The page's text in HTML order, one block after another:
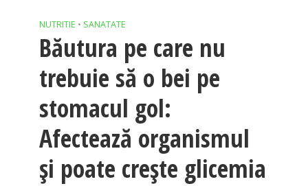
NUTRITIE • SANATATE
Băutura pe care nu
trebuie să o bei pe
stomacul gol:
Afectează organismul
și poate crește glicemia